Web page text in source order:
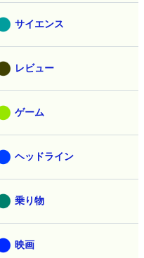
サイエンス
レビュー
ゲーム
ヘッドライン
乗り物
映画